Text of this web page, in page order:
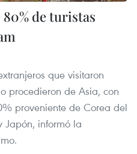
de turistas
que visitaron
procedieron de Asia, con
proveniente de Corea del
Japón, informó la